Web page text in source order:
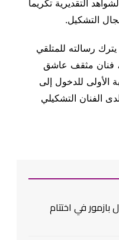
التقديرية تكريما
التشكيل.
رسالته للمتلقي
، فنان مثقف عاشق
الأولى للدخول إلى
الفنان التشكيلي
بازمور في اختتام